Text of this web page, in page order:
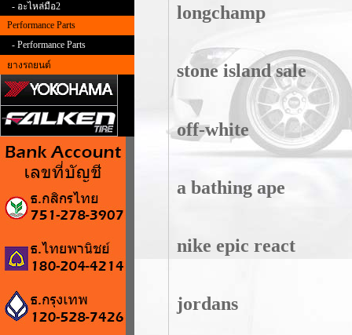
- อะไหล่มือ2
Performance Parts
- Performance Parts
ยางรถยนต์
longchamp
stone island sale
off-white
a bathing ape
nike epic react
jordans